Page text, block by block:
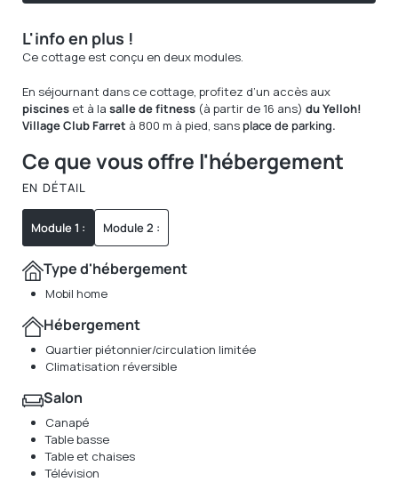
L'info en plus !
Ce cottage est conçu en deux modules.
En séjournant dans ce cottage, profitez d’un accès aux
piscines et à la salle de fitness (à partir de 16 ans) du Yelloh!
Village Club Farret à 800 m à pied, sans place de parking.
Ce que vous offre l'hébergement
EN DÉTAIL
Module 1 : Module 2 :
Type d'hébergement
Mobil home
Hébergement
Quartier piétonnier/circulation limitée
Climatisation réversible
Salon
Canapé
Table basse
Table et chaises
Télévision